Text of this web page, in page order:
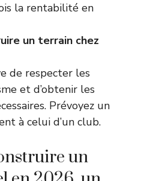
la rentabilité en
un terrain chez
de respecter les
et d’obtenir les
Prévoyez un
à celui d’un club.
un